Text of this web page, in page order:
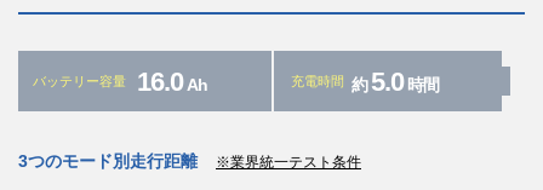
バッテリー容量 16.0 Ah 充電時間 約 5.0 時間
3つのモード別走行距離 ※業界統一テスト条件